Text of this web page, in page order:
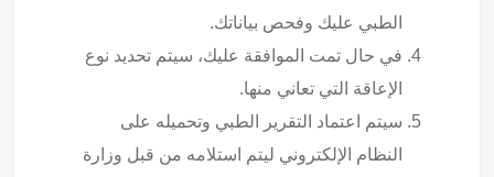
الطبي عليك وفحص بياناتك.
في حال تمت الموافقة عليك، سيتم تحديد نوع
الإعاقة التي تعاني منها.
سيتم اعتماد التقرير الطبي وتحميله على
النظام الإلكتروني ليتم استلامه من قبل وزارة